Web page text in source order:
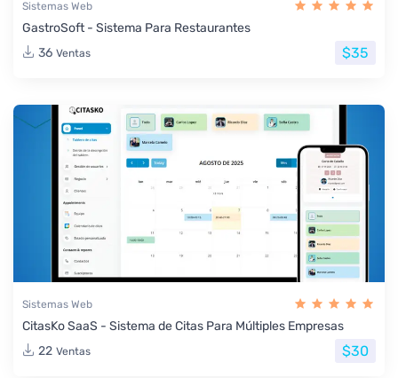
Sistemas Web
GastroSoft - Sistema Para Restaurantes
36 Ventas $35
Sistemas Web
CitasKo SaaS - Sistema de Citas Para Múltiples Empresas
22 Ventas $30